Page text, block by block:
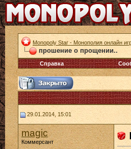
Monopoly Star - Монополия онлайн
прошение о прощении..
Справка
29.01.2014, 15:01
magic
Коммерсант